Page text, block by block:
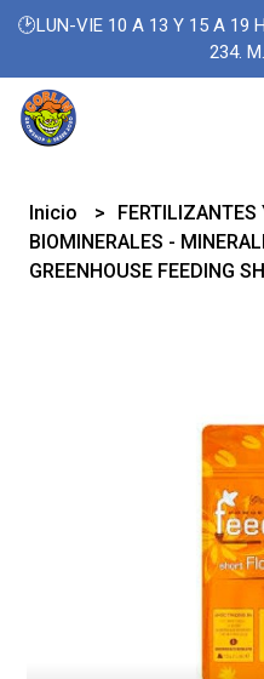
🕑LUN-VIE 10 A 13 Y 15 A 19
234.
Inicio
FERTILIZANTES
BIOMINERALES -
GREENHOUSE FEEDING